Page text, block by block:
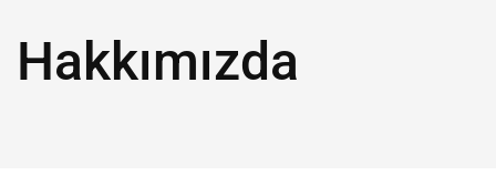
Hakkımızda